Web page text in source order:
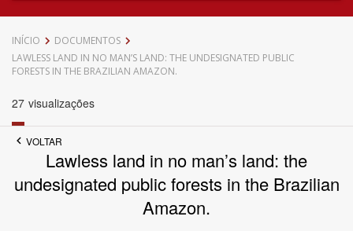
Data do Documento
Povo Indígena
INÍCIO
DOCUMENTOS
LAWLESS LAND IN NO MAN’S LAND: THE UNDESIGNATED PUBLIC
FORESTS IN THE BRAZILIAN AMAZON.
27 visualizações
VOLTAR
Lawless land in no man’s land: the
undesignated public forests in the Brazilian
Amazon.